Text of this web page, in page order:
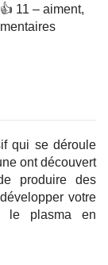
11 – aiment,
qui se déroule
ont découvert
produire des
votre
le plasma en